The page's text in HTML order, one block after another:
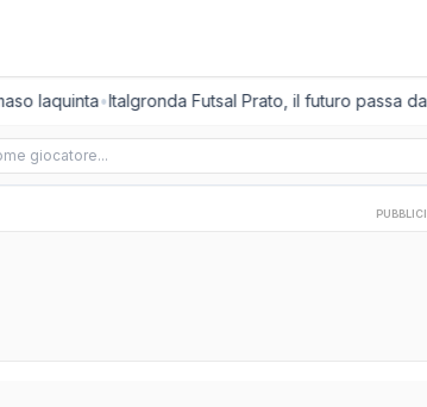
Iaquinta•Italgronda Futsal Prato, il futuro passa da